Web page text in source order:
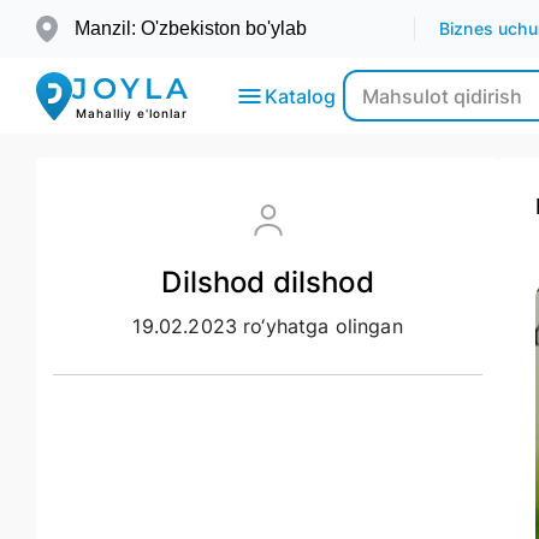
Manzil: O'zbekiston bo'ylab Biznes
JOYLA
Mahalliy e'lonlar
Katalog
Dilshod dilshod
19.02.2023 ro‘yhatga olingan